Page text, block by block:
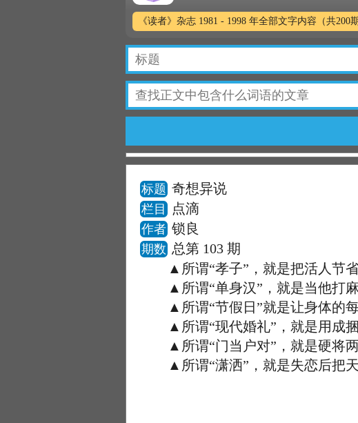
《读者》杂志 1981 - 1998 年全部文字内容（共
标题 奇想异说
栏目 点滴
作者 锁良
期数 总第 103 期
▲所谓“孝子”，就是把活人节省
▲所谓“单身汉”，就是当他打麻
▲所谓“节假日”就是让身体的每
▲所谓“现代婚礼”，就是用成捆
▲所谓“门当户对”，就是硬将两
▲所谓“潇洒”，就是失恋后把天